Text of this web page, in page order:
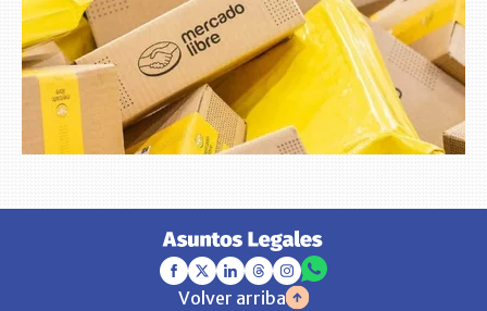
Volver arriba